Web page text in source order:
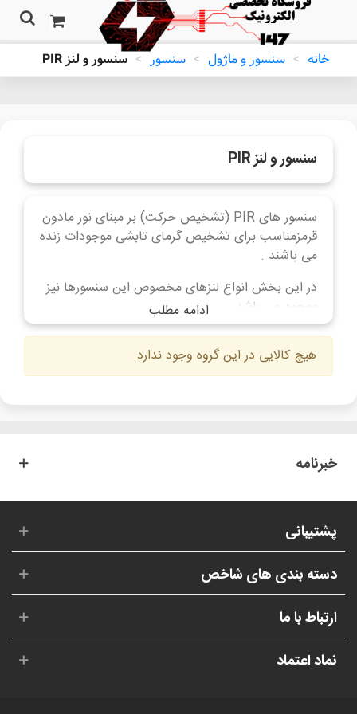
خانه > سنسور و ماژول > سنسور > سنسور و لنز PIR
سنسور و لنز PIR
سنسور های PIR (تشخیص حرکت) بر مبنای نور مادون
قرمزمناسب برای تشخیص گرمای تابشی موجودات زنده
می باشند .
در این بخش انواع لنزهای مخصوص این سنسورها نیز
موجود می باشد.
ادامه مطلب
هیچ کالایی در این گروه وجود ندارد.
خبرنامه
پشتیبانی
دسته بندی های شاخص
ارتباط با ما
نماد اعتماد